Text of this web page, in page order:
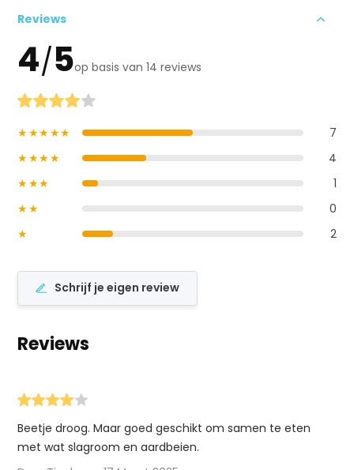
Reviews
4/5op basis van 14 reviews
★★★★★
7
★★★★
4
★★★
1
★★
0
★
2
Schrijf je eigen review
Reviews
Beetje droog. Maar goed geschikt om samen te eten
met wat slagroom en aardbeien.